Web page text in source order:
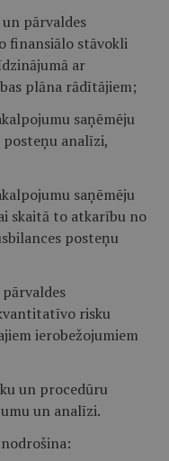
pārvaldes
finansiālo stāvokli
ar
plāna rādītājiem;
saņēmēju
analīzi,
saņēmēju
skaitā to atkarību no
posteņu
risku
ierobežojumiem
un procedūru
un analīzi.